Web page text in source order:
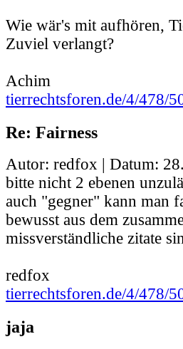
Wie wär's mit aufhören,
Zuviel verlangt?
Achim
tierrechtsforen.de/4/478/
Re: Fairness
Autor: redfox | Datum:
bitte nicht 2 ebenen
auch "gegner" kann man
bewusst aus dem
missverständliche zitate
redfox
tierrechtsforen.de/4/478/
jaja